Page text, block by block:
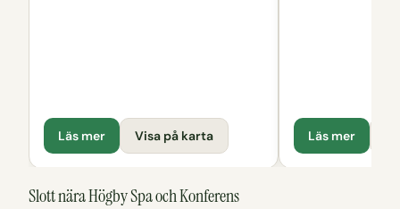
Läs mer Visa på karta Läs mer
Slott nära Högby Spa och Konferens